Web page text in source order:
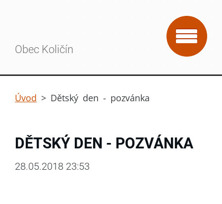
Obec Količín
Úvod > Dětský den - pozvánka
DĚTSKÝ DEN - POZVÁNKA
28.05.2018 23:53